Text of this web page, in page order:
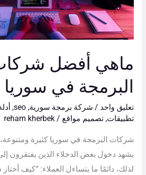
ماهي أفضل
البرمجة في سوريا 2026 ؟
تعليق واحد / شركة برمجة سورية,
seo
,
تطبيقات,تصميم مواقع /
reham kherbek
شركات البرمجة في سوريا كثيرة
يشهد دخول بعض الدخلاء الذين يفتقرون
لذلك، دائمًا ما يتساءل العملاء: “كيف
في
سوريا
2026